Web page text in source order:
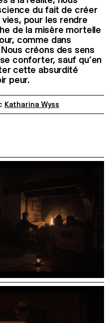
du fait de créer
pour les rendre
de la misère mortelle
comme dans
créons des sens
conforter, sauf qu’en
cette absurdité
peur.
Katharina Wyss